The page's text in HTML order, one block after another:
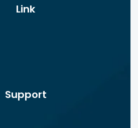
Link
Support